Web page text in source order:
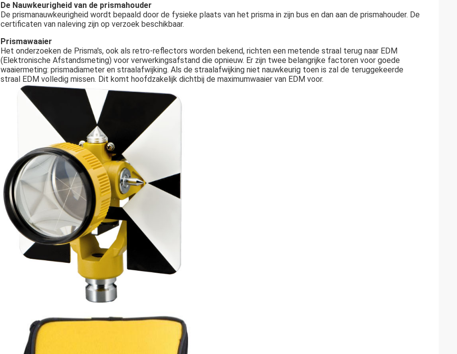
De Nauwkeurigheid van de prismahouder
De prismanauwkeurigheid wordt bepaald door de fysieke plaats van het prisma in zijn bus en dan aan de prismahouder. De
certificaten van naleving zijn op verzoek beschikbaar.
Prismawaaier
Het onderzoeken de Prisma's, ook als retro-reflectors worden bekend, richten een metende straal terug naar EDM
(Elektronische Afstandsmeting) voor verwerkingsafstand die opnieuw. Er zijn twee belangrijke factoren voor goede
waaiermeting: prismadiameter en straalafwijking. Als de straalafwijking niet nauwkeurig toen is zal de teruggekeerde
straal EDM volledig missen. Dit komt hoofdzakelijk dichtbij de maximumwaaier van EDM voor.